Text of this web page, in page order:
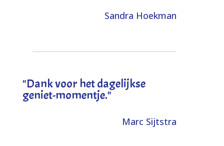
Sandra Hoekman
"Dank voor het dagelijkse
geniet-momentje."
Marc Sijtstra